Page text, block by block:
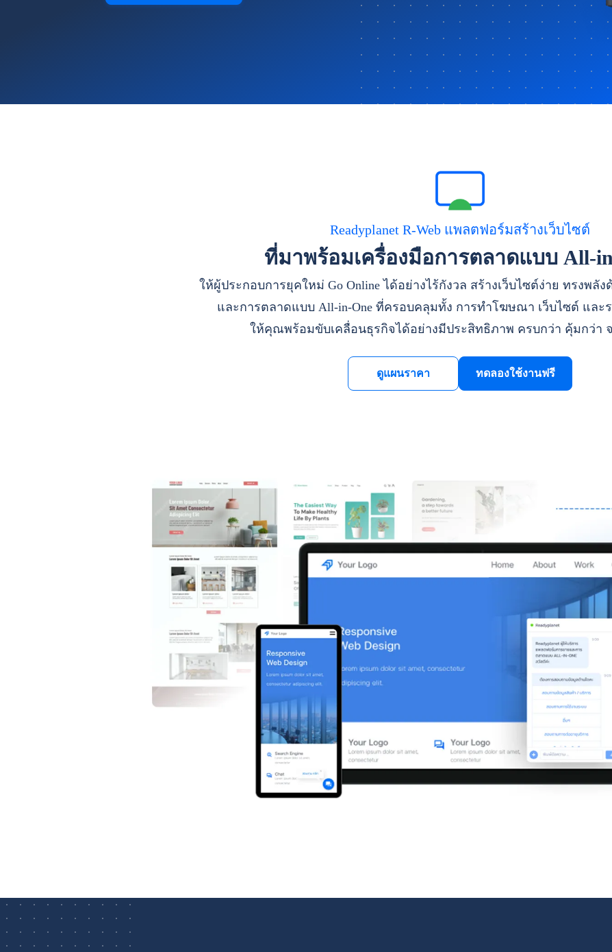
Readyplanet R-Web แพลตฟอร์มสร้างเว็บไซต์
ที่มาพร้อมเครื่องมือการตลาดแบบ All-
ให้ผู้ประกอบการยุคใหม่ Go Online ได้อย่างไร้กังวล สร้างเว็บไซต์ง่าย ทรงพลัง
และการตลาดแบบ All-in-One ที่ครอบคลุมทั้ง การทำโฆษณา เว็บไซต์ และ
ให้คุณพร้อมขับเคลื่อนธุรกิจได้อย่างมีประสิทธิภาพ ครบกว่า คุ้มกว่า
ดูแผนราคา ทดลองใช้งานฟรี